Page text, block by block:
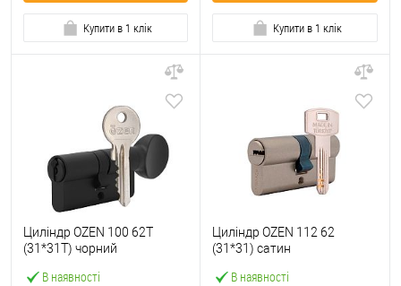
Купити в 1 клік Купити в 1 клік
В наявності
Циліндр OZEN 100 62T
(31*31T) чорний
В наявності
Циліндр OZEN 112 62
(31*31) сатин